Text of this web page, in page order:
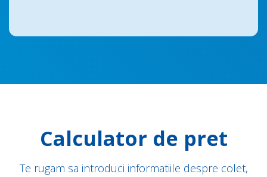
Calculator de pret
Te rugam sa introduci informatiile despre colet,